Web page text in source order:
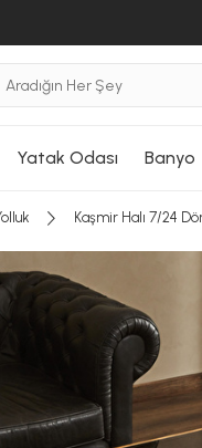
Yatak Odası Banyo
Kaşmir Halı 7/24